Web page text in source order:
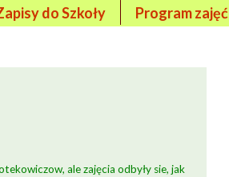
do Szkoły Program zajęć
ale zajęcia odbyły sie, jak